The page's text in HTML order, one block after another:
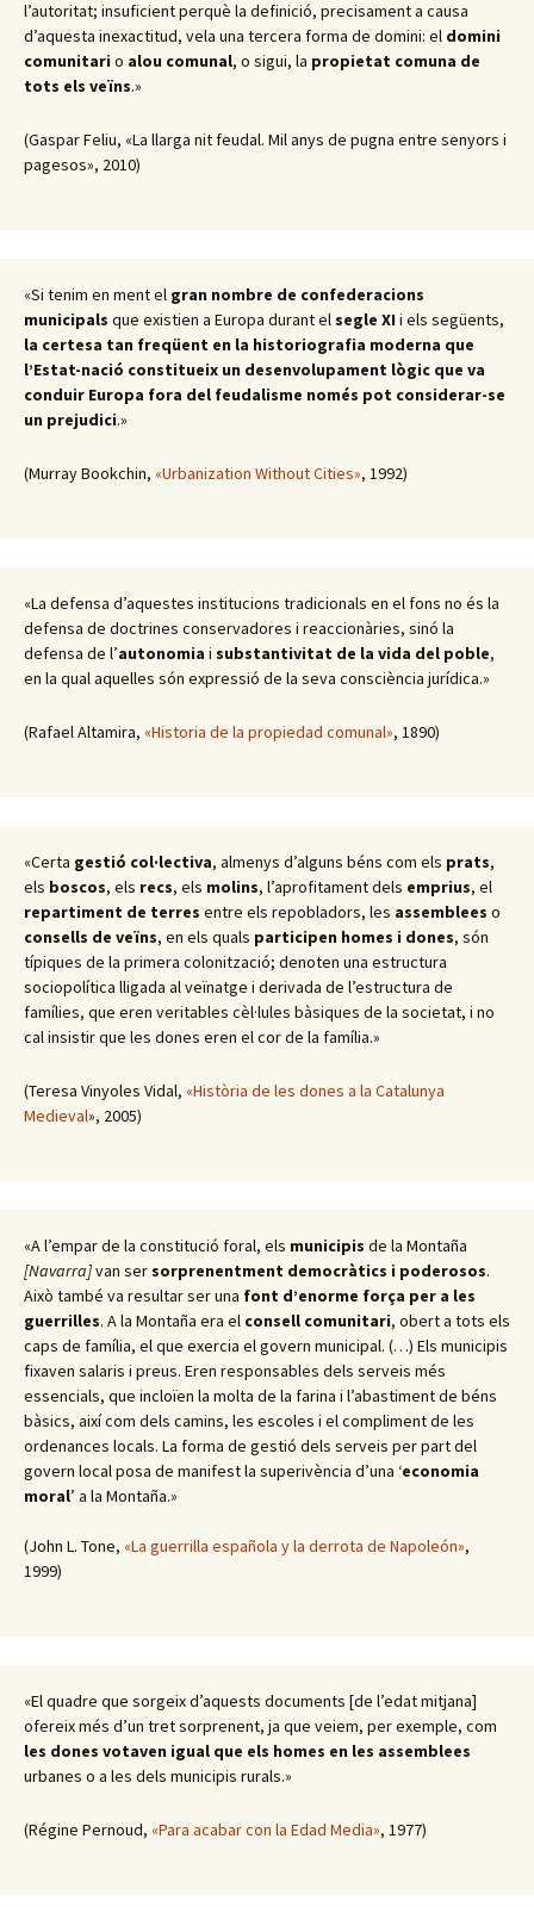
l’autoritat; insuficient perquè la definició, precisament a causa
d’aquesta inexactitud, vela una tercera forma de domini: el domini
comunitari o alou comunal, o sigui, la propietat comuna de
tots els veïns.»
(Gaspar Feliu, «La llarga nit feudal. Mil anys de pugna entre senyors i
pagesos», 2010)
«Si tenim en ment el gran nombre de confederacions
municipals que existien a Europa durant el segle XI i els següents,
la certesa tan freqüent en la historiografia moderna que
l’Estat-nació constitueix un desenvolupament lògic que va
conduir Europa fora del feudalisme només pot considerar-se
un prejudici.»
(Murray Bookchin, «Urbanization Without Cities», 1992)
«La defensa d’aquestes institucions tradicionals en el fons no és la
defensa de doctrines conservadores i reaccionàries, sinó la
defensa de l’autonomia i substantivitat de la vida del poble,
en la qual aquelles són expressió de la seva consciència jurídica.»
(Rafael Altamira, «Historia de la propiedad comunal», 1890)
«Certa gestió col·lectiva, almenys d’alguns béns com els prats,
els boscos, els recs, els molins, l’aprofitament dels emprius, el
repartiment de terres entre els repobladors, les assemblees o
consells de veïns, en els quals participen homes i dones, són
típiques de la primera colonització; denoten una estructura
sociopolítica lligada al veïnatge i derivada de l’estructura de
famílies, que eren veritables cèl·lules bàsiques de la societat, i no
cal insistir que les dones eren el cor de la família.»
(Teresa Vinyoles Vidal, «Història de les dones a la Catalunya
Medieval», 2005)
«A l’empar de la constitució foral, els municipis de la Montaña
[Navarra]van ser sorprenentment democràtics i poderosos.
Això també va resultar ser una font d’enorme força per a les
guerrilles. A la Montaña era el consell comunitari, obert a tots els
caps de família, el que exercia el govern municipal. (…) Els municipis
fixaven salaris i preus. Eren responsables dels serveis més
essencials, que incloïen la molta de la farina i l’abastiment de béns
bàsics, així com dels camins, les escoles i el compliment de les
ordenances locals. La forma de gestió dels serveis per part del
govern local posa de manifest la superivència d’una ‘economia
moral’ a la Montaña.»
(John L. Tone, «La guerrilla española y la derrota de Napoleón»,
1999)
«El quadre que sorgeix d’aquests documents [de l’edat mitjana]
ofereix més d’un tret sorprenent, ja que veiem, per exemple, com
les dones votaven igual que els homes en les assemblees
urbanes o a les dels municipis rurals.»
(Régine Pernoud, «Para acabar con la Edad Media», 1977)